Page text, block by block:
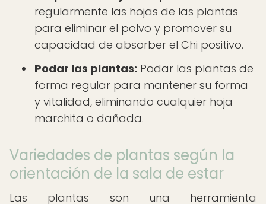
regularmente las hojas de las plantas
para eliminar el polvo y promover su
capacidad de absorber el Chi positivo.
Podar las plantas: Podar las plantas de
forma regular para mantener su forma
y vitalidad, eliminando cualquier hoja
marchita o dañada.
Variedades de plantas según la
orientación de la sala de estar
Las plantas son una herramienta